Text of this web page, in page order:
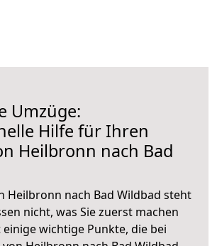
Umzüge:
Hilfe für Ihren
Heilbronn nach Bad
Heilbronn nach Bad Wildbad steht
nicht, was Sie zuerst machen
einige wichtige Punkte, die bei